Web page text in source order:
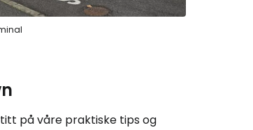
på våre praktiske tips og